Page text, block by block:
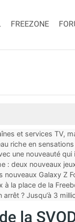
FREEZONE
et services TV,
riche en
une nouveauté
: deux nouveaux
nouveaux Galaxy Z
à la place de la
? Jusqu’à 3
la